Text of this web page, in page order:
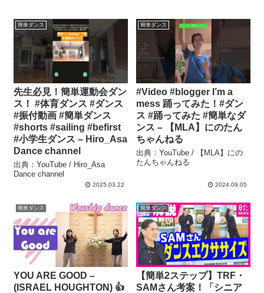
簡単ダンス
先生必見！簡単運動会ダン
ス！ #体育ダンス #ダンス
#振付動画 #簡単ダンス
#shorts #sailing #befirst
#小学生ダンス – Hiro_Asa
Dance channel
出典：YouTube / Hiro_Asa
Dance channel
2025.03.22
簡単ダンス
#Video #blogger I’m a
mess 踊ってみた！#ダン
ス #踊ってみた #簡単なダ
ンス – 【MLA】にのたん
ちゃんねる
出典：YouTube / 【MLA】にの
たんちゃんねる
2024.09.05
簡単ダンス
YOU ARE GOOD –
(ISRAEL HOUGHTON) 👍
簡単ダンス
【簡単2ステップ】TRF・
SAMさん考案！「シニア